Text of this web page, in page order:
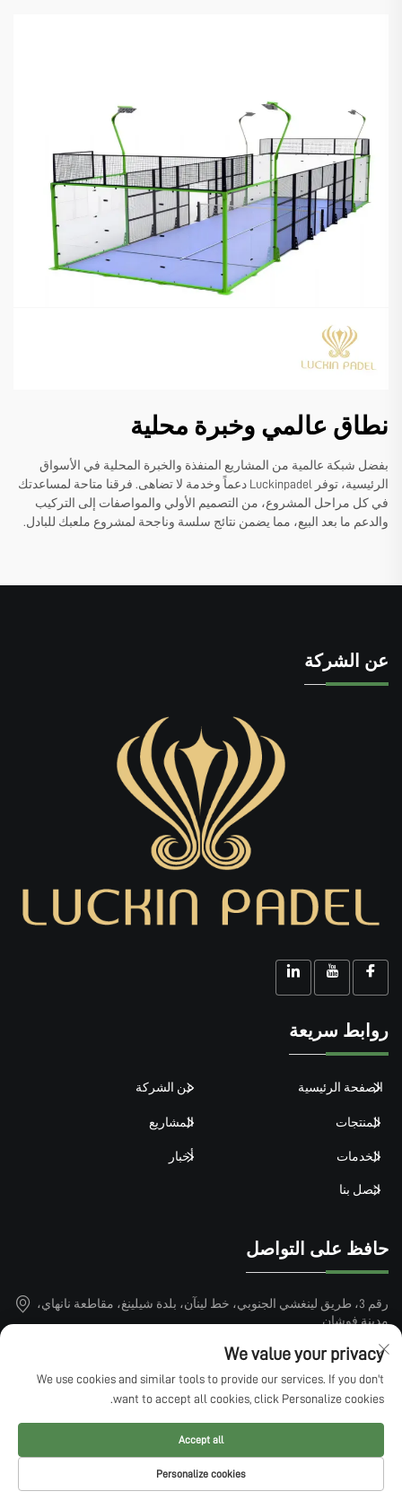
نطاق عالمي وخبرة محلية
بفضل شبكة عالمية من المشاريع المنفذة والخبرة المحلية في الأسواق
الرئيسية، توفر Luckinpadel دعماً وخدمة لا تضاهى. فرقنا متاحة لمساعدتك
في كل مراحل المشروع، من التصميم الأولي والمواصفات إلى التركيب
والدعم ما بعد البيع، مما يضمن نتائج سلسة وناجحة لمشروع ملعبك للبادل.
عن الشركة
روابط سريعة
الصفحة الرئيسية عن الشركة
المنتجات المشاريع
الخدمات أخبار
اتصل بنا
حافظ على التواصل
رقم 3، طريق لينغشي الجنوبي، خط لينآن، بلدة شيلينغ، مقاطعة نانهاي،
مدينة فوشان
+86-15913101899
حقوق النشر © 2025 بواسطة QINGDAO LUCKIN SPORTS FACTILITIES
CO.,LTD —
سياسة الخصوصية
We value your privacy
We use cookies and similar tools to provide our services. If you don't
want to accept all cookies, click Personalize cookies.
Personalize cookies
Accept all